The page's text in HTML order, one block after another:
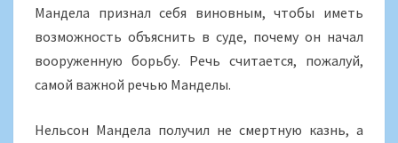
Мандела признал себя виновным, чтобы иметь
возможность объяснить в суде, почему он начал
вооруженную борьбу. Речь считается, пожалуй,
самой важной речью Манделы.
Нельсон Мандела получил не смертную казнь, а